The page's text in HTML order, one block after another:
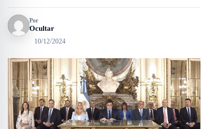
Por
Ocultar
10/12/2024